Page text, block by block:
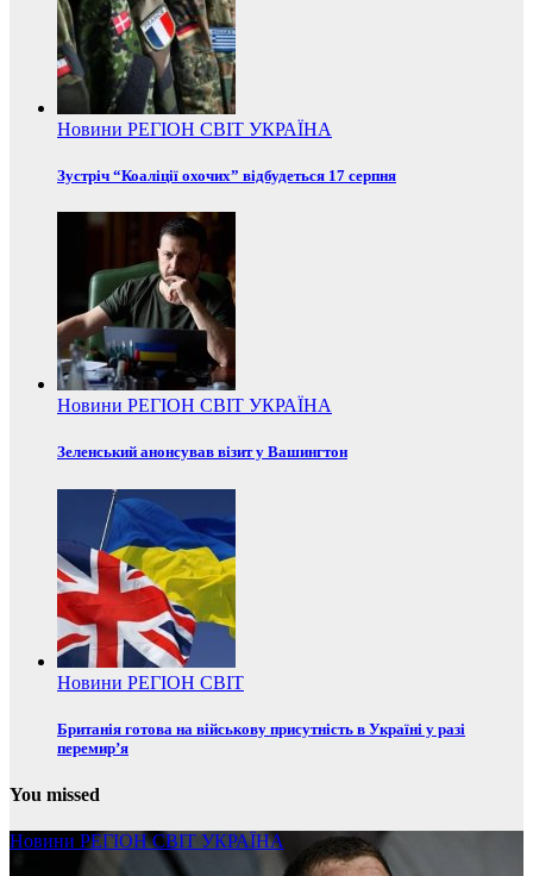
Новини РЕГІОН СВІТ УКРАЇНА
Зустріч “Коаліції охочих” відбудеться 17 серпня
Новини РЕГІОН СВІТ УКРАЇНА
Зеленський анонсував візит у Вашингтон
Новини РЕГІОН СВІТ
Британія готова на військову присутність в Україні у разі
перемир’я
You missed
Новини РЕГІОНСВІТ УКРАЇНА